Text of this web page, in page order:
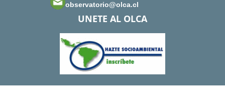
observatorio@olca.cl
UNETE AL OLCA